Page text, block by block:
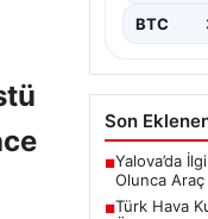
■Yalova’da
Olunca
Türk Hava
Özlem